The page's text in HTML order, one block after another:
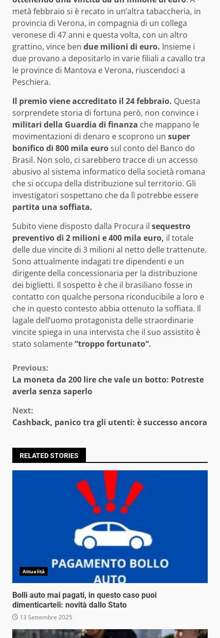
metà febbraio si è recato in un’altra tabaccheria, in
provincia di Verona, in compagnia di un collega
veronese di 47 anni e questa volta, con un altro
grattino, vince ben due milioni di euro. Insieme i
due provano a depositarlo in varie filiali a cavallo tra
le province di Mantova e Verona, riuscendoci a
Peschiera.
Il premio viene accreditato il 24 febbraio. Questa
sorprendete storia di fortuna però, non convince i
militari della Guardia di finanza che mappano le
movimentazioni di denaro e scoprono un super
bonifico di 800 mila eurosul conto del Banco do
Brasil. Non solo, ci sarebbero tracce di un accesso
abusivo al sistema informatico della società romana
che si occupa della distribuzione sul territorio. Gli
investigatori sospettano che da lì potrebbe essere
partita una soffiata.
Subito viene disposto dalla Procura il sequestro
preventivo di 2 milioni e 400 mila euro, il totale
delle due vincite di 3 milioni al netto delle trattenute.
Sono attualmente indagati tre dipendenti e un
dirigente della concessionaria per la distribuzione
dei biglietti. Il sospetto è che il brasiliano fosse in
contatto con qualche persona riconducibile a loro e
che in questo contesto abbia ottenuto la soffiata. Il
lagale dell’uomo protagonista delle straordinarie
vincite spiega in una intervista che il suo assistito è
stato solamente“troppo fortunato“.
Continue
Reading
Previous:
La moneta da 200 lire che vale un botto: Potreste
averla senza saperlo
Next:
Cashback, panico tra gli utenti: è successo ancora
RELATED STORIES
Attualità
Bolli auto mai pagati, in questo caso puoi
dimenticarteli: novità dallo Stato
13 Settembre 2025